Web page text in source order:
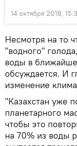
14 октября 2018,
Несмотря на то
"водного"
воды в
обсуждается. И
изменение
"Казахстан уже
планетарного
чтобы это
на 70% из воды